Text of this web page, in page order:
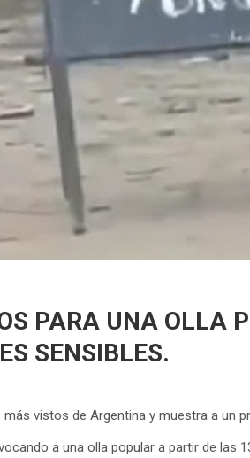
PARA UNA OLLA
SENSIBLES.
vistos de Argentina y muestra a un
a una olla popular a partir de las